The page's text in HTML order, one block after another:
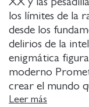
los límites de la
desde los
delirios de la
enigmática
moderno
crear el mundo
que se avecina,
Leer más